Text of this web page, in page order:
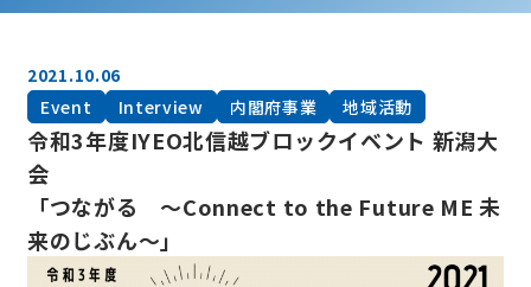
2021.10.06
Event
Interview 内閣府事業 地域活動
令和3年度IYEO北信越ブロックイベント 新潟大
会
「つながる ～Connect to the Future ME 未
来のじぶん～」